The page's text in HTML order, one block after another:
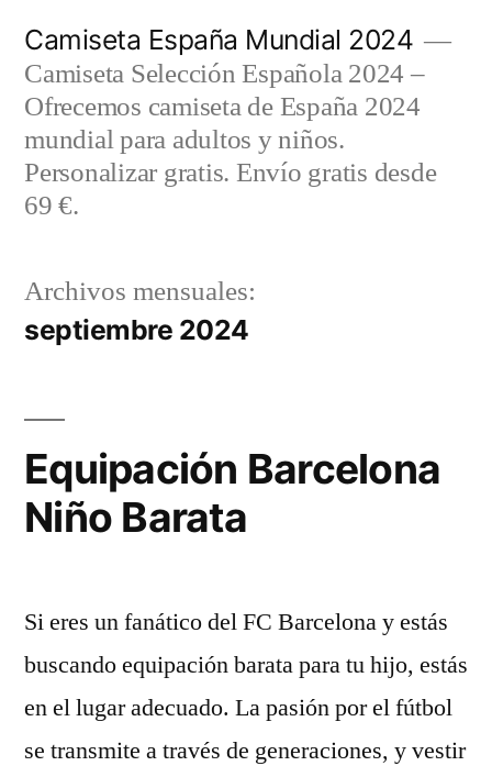
contenido
Camiseta España Mundial 2024
Camiseta Selección Española 2024 –
Ofrecemos camiseta de España 2024
mundial para adultos y niños.
Personalizar gratis. Envío gratis desde
69 €.
Archivos mensuales:
septiembre 2024
Equipación Barcelona
Niño Barata
Si eres un fanático del FC Barcelona y estás
buscando equipación barata para tu hijo, estás
en el lugar adecuado. La pasión por el fútbol
se transmite a través de generaciones, y vestir